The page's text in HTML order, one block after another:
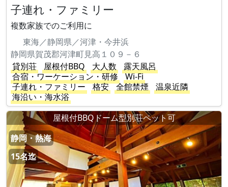
子連れ・ファミリー
複数家族でのご利用に
東海／静岡県／河津・今井浜
静岡県賀茂郡河津町見高１０９－６
貸別荘
屋根付BBQ 大人数
露天風呂
合宿・ワーケーション・研修
Wi-Fi
子連れ・ファミリー
格安 全館禁煙
温泉近隣
海沿い・海水浴
屋根付BBQドーム型別荘ペット可
静岡・熱海
15名迄